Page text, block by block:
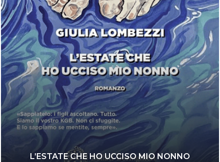
L’ESTATE CHE HO UCCISO MIO NONNO